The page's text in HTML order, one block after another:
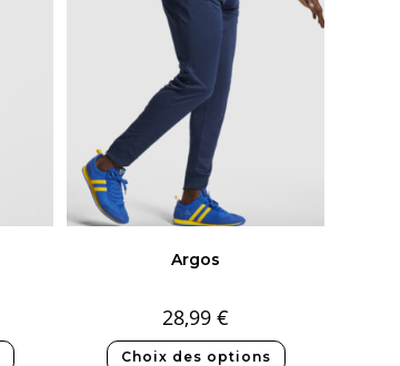
Argos
28,99 €
Choix des options